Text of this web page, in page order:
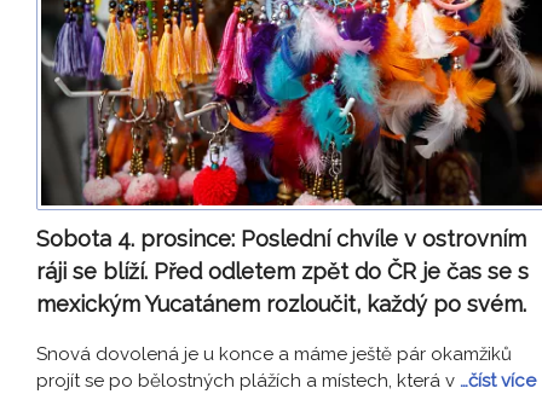
Sobota 4. prosince: Poslední chvíle v ostrovním
ráji se blíží. Před odletem zpět do ČR je čas se s
mexickým Yucatánem rozloučit, každý po svém.
Snová dovolená je u konce a máme ještě pár okamžiků
projít se po bělostných plážích a místech, která v …číst více